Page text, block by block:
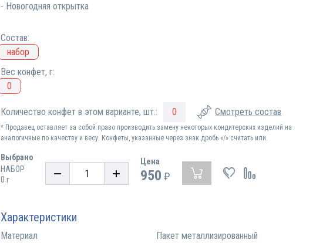
- Новогодняя открытка
Состав:
набор
Вес конфет, г:
0
Количество конфет в этом варианте, шт.: 0 Смотреть состав
* Продавец оставляет за собой право производить замену некоторых кондитерских изделий на
аналогичные по качеству и весу. Конфеты, указанные через знак дробь «/» считать или.
Выбрано
НАБОР
0 г
Цена
950 ₽
Характеристики
Материал Пакет металлизированный